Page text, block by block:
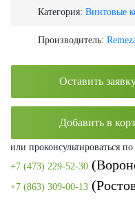
Категория: Винтовые
Производитель:
Оставить
Добавить в
или проконсультироваться
+7 (473) 229-52-30
+7 (863) 309-00-13